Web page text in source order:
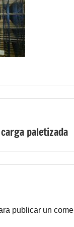
paletizada
publicar un